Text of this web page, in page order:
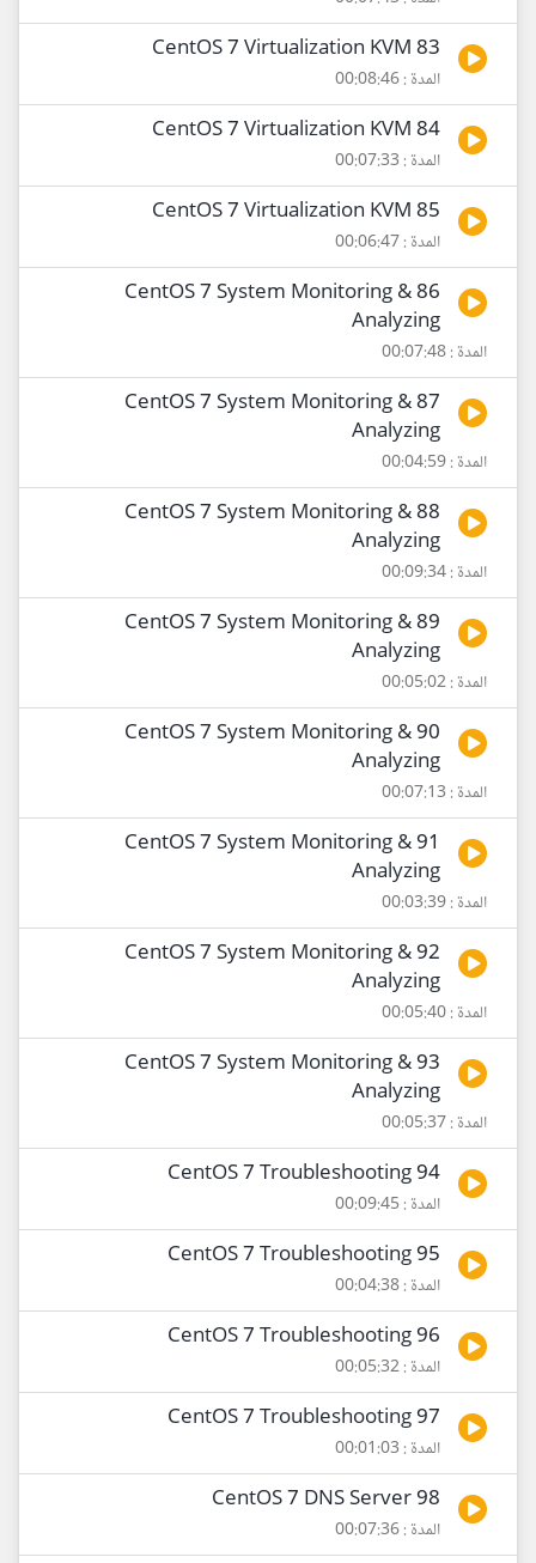
83 CentOS 7 Virtualization KVM
المدة : 00:08:46
84 CentOS 7 Virtualization KVM
المدة : 00:07:33
85 CentOS 7 Virtualization KVM
المدة : 00:06:47
86 CentOS 7 System Monitoring &
Analyzing
المدة : 00:07:48
87 CentOS 7 System Monitoring &
Analyzing
المدة : 00:04:59
88 CentOS 7 System Monitoring &
Analyzing
المدة : 00:09:34
89 CentOS 7 System Monitoring &
Analyzing
المدة : 00:05:02
90 CentOS 7 System Monitoring &
Analyzing
المدة : 00:07:13
91 CentOS 7 System Monitoring &
Analyzing
المدة : 00:03:39
92 CentOS 7 System Monitoring &
Analyzing
المدة : 00:05:40
93 CentOS 7 System Monitoring &
Analyzing
المدة : 00:05:37
94 CentOS 7 Troubleshooting
المدة : 00:09:45
95 CentOS 7 Troubleshooting
المدة : 00:04:38
96 CentOS 7 Troubleshooting
المدة : 00:05:32
97 CentOS 7 Troubleshooting
المدة : 00:01:03
98 CentOS 7 DNS Server
المدة : 00:07:36